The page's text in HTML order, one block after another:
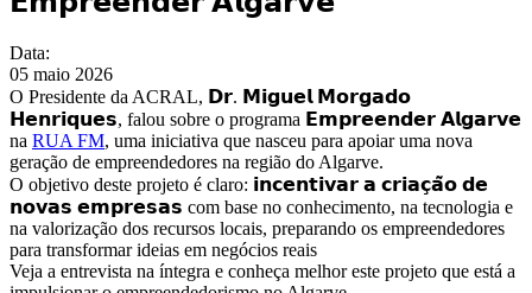
Data:
05 maio 2026
O Presidente da ACRAL, 𝗗𝗿. 𝗠𝗶𝗴𝘂𝗲𝗹 𝗠𝗼𝗿𝗴𝗮𝗱𝗼
𝗛𝗲𝗻𝗿𝗶𝗾𝘂𝗲𝘀, falou sobre o programa 𝗘𝗺𝗽𝗿𝗲𝗲𝗻𝗱𝗲𝗿 𝗔𝗹𝗴𝗮𝗿𝘃𝗲
na RUA FM, uma iniciativa que nasceu para apoiar uma nova
geração de empreendedores na região do Algarve.
O objetivo deste projeto é claro: 𝗶𝗻𝗰𝗲𝗻𝘁𝗶𝘃𝗮𝗿 𝗮 𝗰𝗿𝗶𝗮𝗰̧𝗮̃𝗼 𝗱𝗲
𝗻𝗼𝘃𝗮𝘀 𝗲𝗺𝗽𝗿𝗲𝘀𝗮𝘀 com base no conhecimento, na tecnologia e
na valorização dos recursos locais, preparando os empreendedores
para transformar ideias em negócios reais
Veja a entrevista na íntegra e conheça melhor este projeto que está a